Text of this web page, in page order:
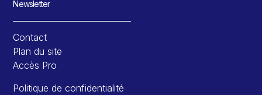
Newsletter
Contact
Plan du site
Accès Pro
Politique de confidentialité